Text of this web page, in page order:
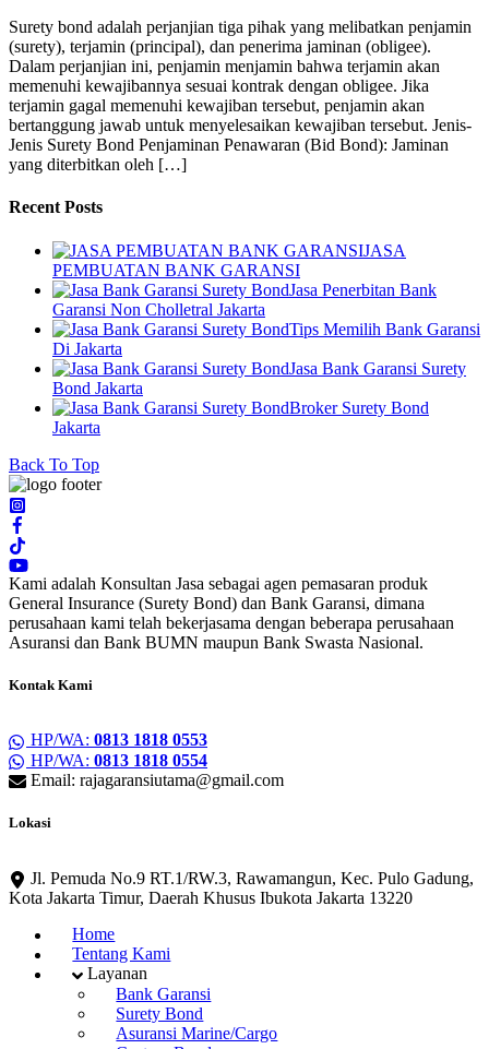
Surety bond adalah perjanjian tiga pihak yang melibatkan penjamin
(surety), terjamin (principal), dan penerima jaminan (obligee).
Dalam perjanjian ini, penjamin menjamin bahwa terjamin akan
memenuhi kewajibannya sesuai kontrak dengan obligee. Jika
terjamin gagal memenuhi kewajiban tersebut, penjamin akan
bertanggung jawab untuk menyelesaikan kewajiban tersebut. Jenis-
Jenis Surety Bond Penjaminan Penawaran (Bid Bond): Jaminan
yang diterbitkan oleh […]
Recent Posts
JASA
PEMBUATAN BANK GARANSI
Jasa Penerbitan Bank
Garansi Non Cholletral Jakarta
Tips Memilih Bank Garansi
Di Jakarta
Jasa Bank Garansi Surety
Bond Jakarta
Broker Surety Bond
Jakarta
Back To Top
Kami adalah Konsultan Jasa sebagai agen pemasaran produk
General Insurance (Surety Bond) dan Bank Garansi, dimana
perusahaan kami telah bekerjasama dengan beberapa perusahaan
Asuransi dan Bank BUMN maupun Bank Swasta Nasional.
Kontak Kami
HP/WA: 0813 1818 0553
HP/WA: 0813 1818 0554
Email: rajagaransiutama@gmail.com
Lokasi
Jl. Pemuda No.9 RT.1/RW.3, Rawamangun, Kec. Pulo Gadung,
Kota Jakarta Timur, Daerah Khusus Ibukota Jakarta 13220
Home
Tentang Kami
Layanan
Bank Garansi
Surety Bond
Asuransi Marine/Cargo